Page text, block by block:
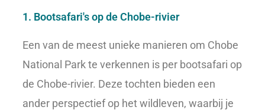
1. Bootsafari's op de Chobe-rivier
Een van de meest unieke manieren om Chobe
National Park te verkennen is per bootsafari op
de Chobe-rivier. Deze tochten bieden een
ander perspectief op het wildleven, waarbij je